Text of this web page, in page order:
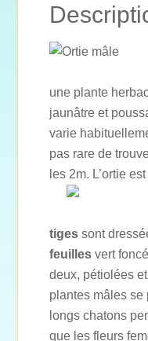
une plante
jaunâtre et
varie
pas rare de
les 2m. L’ortie
tiges sont
feuilles vert
deux, pétiolées
plantes mâles se
longs chatons
que les fleurs